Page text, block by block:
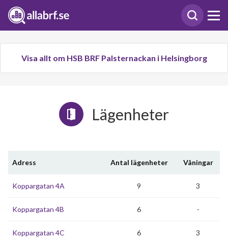
Visa allt om HSB BRF Palsternackan i Helsingborg
Lägenheter
Adress Antal lägenheter Våningar
Koppargatan 4A 9 3
Koppargatan 4B 6 -
Koppargatan 4C 6 3